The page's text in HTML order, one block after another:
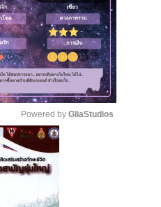
Powered by GliaStudios